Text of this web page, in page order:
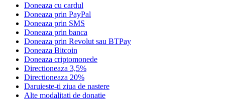
Doneaza cu cardul
Doneaza prin PayPal
Doneaza prin SMS
Doneaza prin banca
Doneaza prin Revolut sau BTPay
Doneaza Bitcoin
Doneaza criptomonede
Directioneaza 3,5%
Directioneaza 20%
Daruieste-ti ziua de nastere
Alte modalitati de donatie